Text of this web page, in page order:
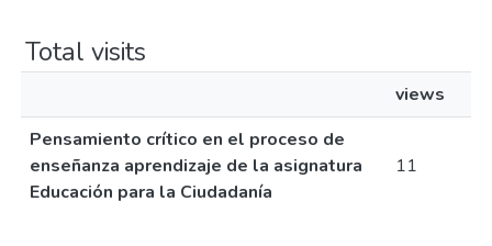
Total visits
views
Pensamiento crítico en el proceso de
enseñanza aprendizaje de la asignatura
Educación para la Ciudadanía
11